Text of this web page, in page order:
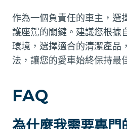
作為一個負責任的車主，選
護座駕的關鍵。建議您根據
環境，選擇適合的清潔產品
法，讓您的愛車始終保持最
FAQ
為什麼我需要專門